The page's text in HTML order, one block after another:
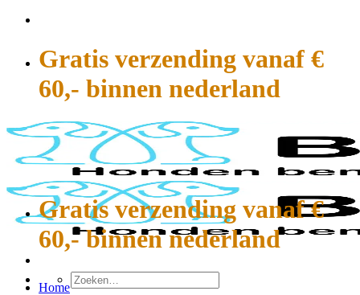
Gratis verzending vanaf €
60,- binnen nederland
Home
Gratis verzending vanaf €
60,- binnen nederland
Zoeken
naar: